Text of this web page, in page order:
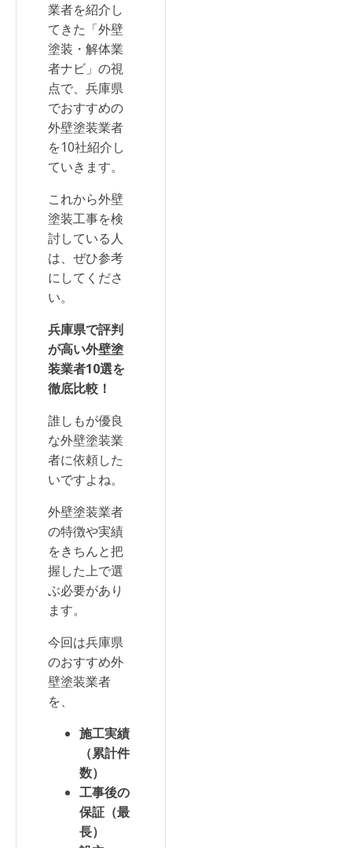
業者を紹介し
てきた「外壁
塗装・解体業
者ナビ」の視
点で、兵庫県
でおすすめの
外壁塗装業者
を10社紹介し
ていきます。
これから外壁
塗装工事を検
討している人
は、ぜひ参考
にしてくださ
い。
兵庫県で評判
が高い外壁塗
装業者10選を
徹底比較！
誰しもが優良
な外壁塗装業
者に依頼した
いですよね。
外壁塗装業者
の特徴や実績
をきちんと把
握した上で選
ぶ必要があり
ます。
今回は兵庫県
のおすすめ外
壁塗装業者
を、
施工実績
（累計件
数）
工事後の
保証（最
長）